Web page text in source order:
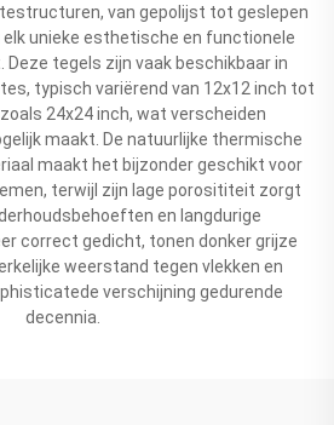
van gepolijst tot geslepen
unieke esthetische en functionele
Deze tegels zijn vaak beschikbaar in
typisch variërend van 12x12 inch tot
24x24 inch, wat verscheiden
maakt. De natuurlijke thermische
maakt het bijzonder geschikt voor
terwijl zijn lage porosititeit zorgt
en langdurige
correct gedicht, tonen donker grijze
weerstand tegen vlekken en
verschijning gedurende
decennia.